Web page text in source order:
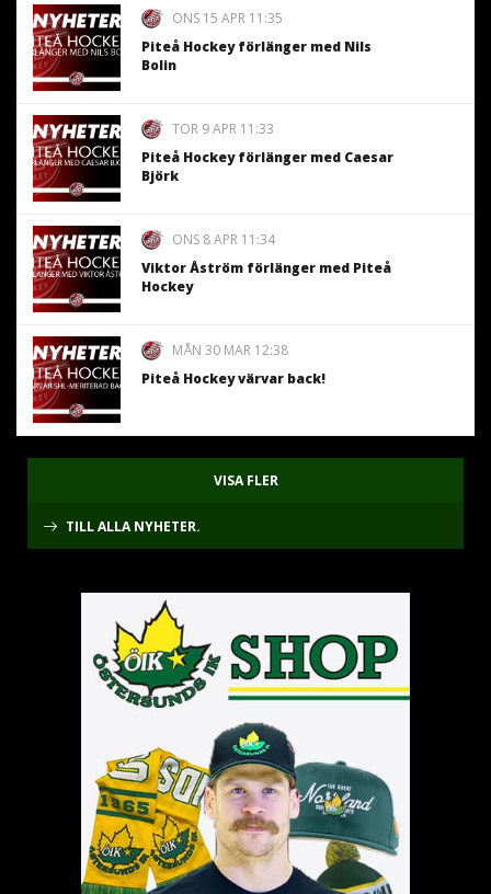
ONS 15 APR 11:35
Piteå Hockey förlänger med Nils
Bolin
TOR 9 APR 11:33
Piteå Hockey förlänger med Caesar
Björk
ONS 8 APR 11:34
Viktor Åström förlänger med Piteå
Hockey
MÅN 30 MAR 12:38
Piteå Hockey värvar back!
VISA FLER
TILL ALLA NYHETER.